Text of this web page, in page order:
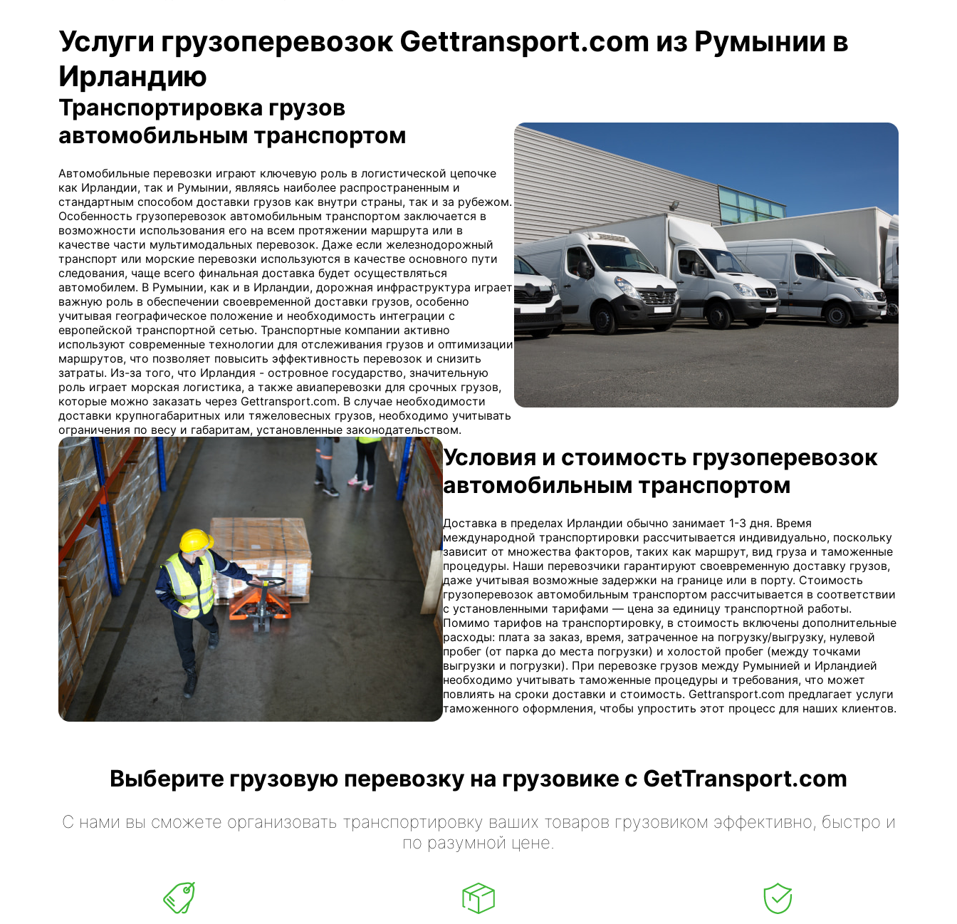
Услуги грузоперевозок Gettransport.com из Румынии в
Ирландию
Транспортировка грузов
автомобильным транспортом
Автомобильные перевозки играют ключевую роль в логистической цепочке
как Ирландии, так и Румынии, являясь наиболее распространенным и
стандартным способом доставки грузов как внутри страны, так и за рубежом.
Особенность грузоперевозок автомобильным транспортом заключается в
возможности использования его на всем протяжении маршрута или в
качестве части мультимодальных перевозок. Даже если железнодорожный
транспорт или морские перевозки используются в качестве основного пути
следования, чаще всего финальная доставка будет осуществляться
автомобилем. В Румынии, как и в Ирландии, дорожная инфраструктура играет
важную роль в обеспечении своевременной доставки грузов, особенно
учитывая географическое положение и необходимость интеграции с
европейской транспортной сетью. Транспортные компании активно
используют современные технологии для отслеживания грузов и оптимизации
маршрутов, что позволяет повысить эффективность перевозок и снизить
затраты. Из-за того, что Ирландия - островное государство, значительную
роль играет морская логистика, а также авиаперевозки для срочных грузов,
которые можно заказать через Gettransport.com. В случае необходимости
доставки крупногабаритных или тяжеловесных грузов, необходимо учитывать
ограничения по весу и габаритам, установленные законодательством.
Условия и стоимость грузоперевозок
автомобильным транспортом
Доставка в пределах Ирландии обычно занимает 1-3 дня. Время
международной транспортировки рассчитывается индивидуально, поскольку
зависит от множества факторов, таких как маршрут, вид груза и таможенные
процедуры. Наши перевозчики гарантируют своевременную доставку грузов,
даже учитывая возможные задержки на границе или в порту. Стоимость
грузоперевозок автомобильным транспортом рассчитывается в соответствии
с установленными тарифами — цена за единицу транспортной работы.
Помимо тарифов на транспортировку, в стоимость включены дополнительные
расходы: плата за заказ, время, затраченное на погрузку/выгрузку, нулевой
пробег (от парка до места погрузки) и холостой пробег (между точками
выгрузки и погрузки). При перевозке грузов между Румынией и Ирландией
необходимо учитывать таможенные процедуры и требования, что может
повлиять на сроки доставки и стоимость. Gettransport.com предлагает услуги
таможенного оформления, чтобы упростить этот процесс для наших клиентов.
Выберите грузовую перевозку на грузовике с GetTransport.com
С нами вы сможете организовать транспортировку ваших товаров грузовиком эффективно, быстро и
по разумной цене.